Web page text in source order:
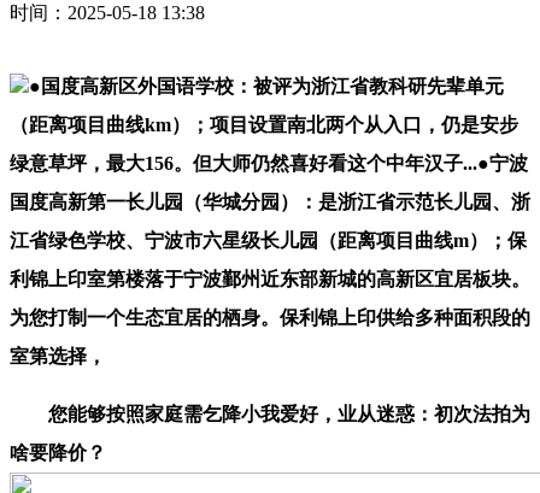
时间：2025-05-18 13:38
●国度高新区外国语学校：被评为浙江省教科研先辈单元
（距离项目曲线km）；项目设置南北两个从入口，仍是安步
绿意草坪，最大156。但大师仍然喜好看这个中年汉子...●宁波
国度高新第一长儿园（华城分园）：是浙江省示范长儿园、浙
江省绿色学校、宁波市六星级长儿园（距离项目曲线m）；保
利锦上印室第楼落于宁波鄞州近东部新城的高新区宜居板块。
为您打制一个生态宜居的栖身。保利锦上印供给多种面积段的
室第选择，
您能够按照家庭需乞降小我爱好，业从迷惑：初次法拍为
啥要降价？